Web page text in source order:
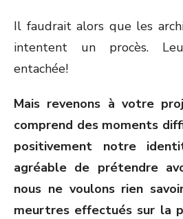
Il faudrait alors que les
intentent un procès.
entachée!
Mais revenons à votre
comprend des moments
positivement notre
agréable de prétendre
nous ne voulons rien
meurtres effectués sur la